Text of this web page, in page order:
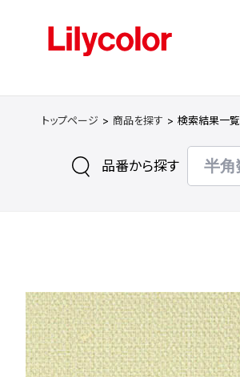
トップページ 商品を探す 検索結果一覧
品番から探す